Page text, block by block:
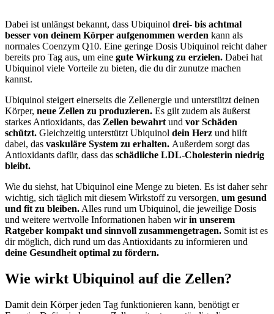
Dabei ist unlängst bekannt, dass Ubiquinol drei- bis achtmal
besser von deinem Körper aufgenommen werden kann als
normales Coenzym Q10. Eine geringe Dosis Ubiquinol reicht daher
bereits pro Tag aus, um eine gute Wirkung zu erzielen. Dabei hat
Ubiquinol viele Vorteile zu bieten, die du dir zunutze machen
kannst.
Ubiquinol steigert einerseits die Zellenergie und unterstützt deinen
Körper, neue Zellen zu produzieren. Es gilt zudem als äußerst
starkes Antioxidants, das Zellen bewahrt und vor Schäden
schützt. Gleichzeitig unterstützt Ubiquinol dein Herz und hilft
dabei, das vaskuläre System zu erhalten. Außerdem sorgt das
Antioxidants dafür, dass das schädliche LDL-Cholesterin niedrig
bleibt.
Wie du siehst, hat Ubiquinol eine Menge zu bieten. Es ist daher sehr
wichtig, sich täglich mit diesem Wirkstoff zu versorgen, um gesund
und fit zu bleiben. Alles rund um Ubiquinol, die jeweilige Dosis
und weitere wertvolle Informationen haben wirin unserem
Ratgeber kompakt und sinnvoll zusammengetragen. Somit ist es
dir möglich, dich rund um das Antioxidants zu informieren und
deine Gesundheit optimal zu fördern.
Wie wirkt Ubiquinol auf die Zellen?
Damit dein Körper jeden Tag funktionieren kann, benötigt er